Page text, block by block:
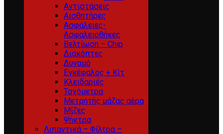
Αντιστάσεις
Αισθητήρες
Ασφάλειες-
Ασφαλειοθήκες
Βελτίωση – Chip
Διακόπτες
Δυναμό
Εγκέφαλος + Κίτ
Κλειδαριές
Ταχόμετρα
Μετρητής μάζας αέρα
Μίζες
Ψήκτρα
Λιπαντικά – Φίλτρα –